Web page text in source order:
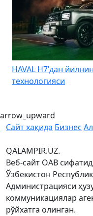
HAVAL H7’дан
технологияси
arrow_upward
Сайт хақида Бизнес
QALAMPIR.UZ.
Веб-сайт ОАВ
Ўзбекистон
Администрацияси
коммуникациялар
рўйхатга олинган.